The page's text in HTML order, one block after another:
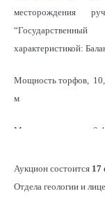
месторождения
характеристикой:
Мощность торфов,
м
Мощность песков,
Аукцион состоится 17
Отдела геологии и